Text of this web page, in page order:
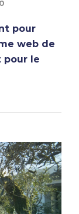
pour
web de
pour le